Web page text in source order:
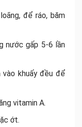
để ráo, băm
nước gấp 5-6 lần
vào khuấy đều để
vitamin A.
ớt.